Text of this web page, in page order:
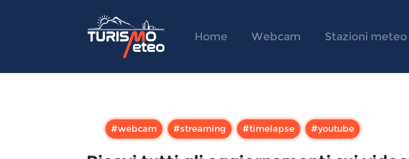
Home Webcam Stazioni meteo
#webcam #streaming #timelapse #youtube